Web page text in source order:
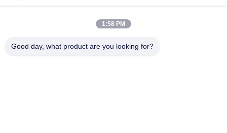
transmissielijn die
Luchtlijn die Materiaal
vastbinden
spanning die
De antikabel van de
1:58 PM
Good day, what product are you looking for?